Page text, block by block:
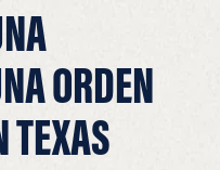
ORDEN
TEXAS